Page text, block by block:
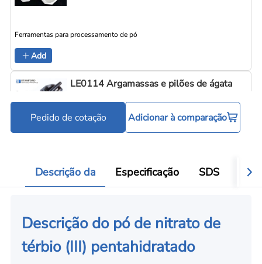
Ferramentas para processamento de pó
Add
LE0114 Argamassas e pilões de ágata
Pedido de cotação Adicionar à comparação
Descrição da Especificação SDS
Descrição do pó de nitrato de
térbio (III) pentahidratado